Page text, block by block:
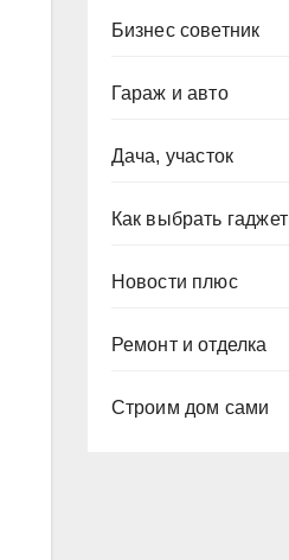
Бизнес советник
Гараж и авто
Дача, участок
Как выбрать гаджет
Новости плюс
Ремонт и отделка
Строим дом сами